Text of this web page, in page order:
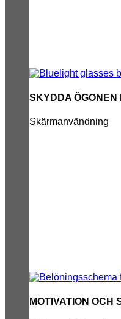
SKYDDA
Skärmanvändning
MOTIVATION OCH